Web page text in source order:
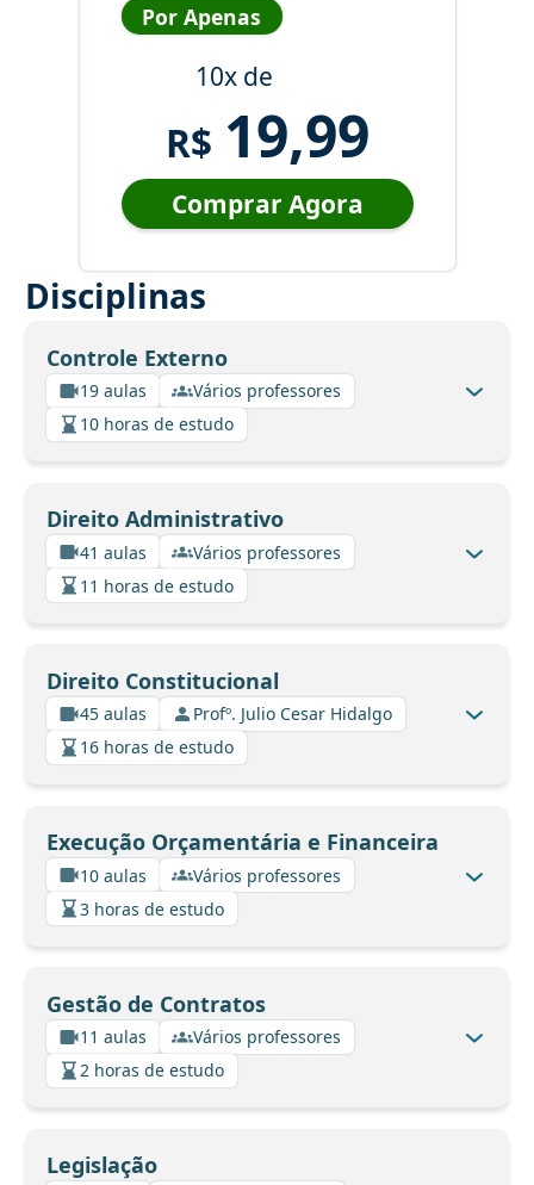
Por Apenas
10x de
R$ 19,99
Comprar Agora
Disciplinas
Controle Externo
19 aulas
Vários professores
10 horas de estudo
Direito Administrativo
41 aulas
Vários professores
11 horas de estudo
Direito Constitucional
45 aulas
Profº. Julio Cesar Hidalgo
16 horas de estudo
Execução Orçamentária e Financeira
10 aulas
Vários professores
3 horas de estudo
Gestão de Contratos
11 aulas
Vários professores
2 horas de estudo
Legislação